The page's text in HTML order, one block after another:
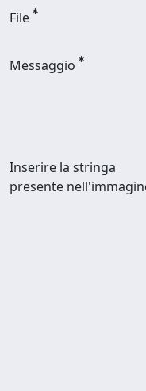
File
Messaggio
Inserire la stringa
presente